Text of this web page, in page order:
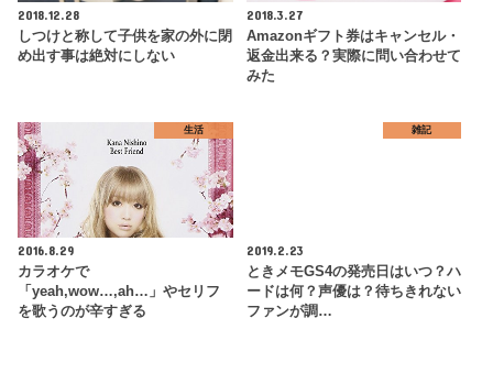
2018.12.28
しつけと称して子供を家の外に閉
め出す事は絶対にしない
2018.3.27
Amazonギフト券はキャンセル・
返金出来る？実際に問い合わせて
みた
生活
2016.8.29
カラオケで
「yeah,wow…,ah…」やセリフ
を歌うのが辛すぎる
雑記
2019.2.23
ときメモGS4の発売日はいつ？ハ
ードは何？声優は？待ちきれない
ファンが調…